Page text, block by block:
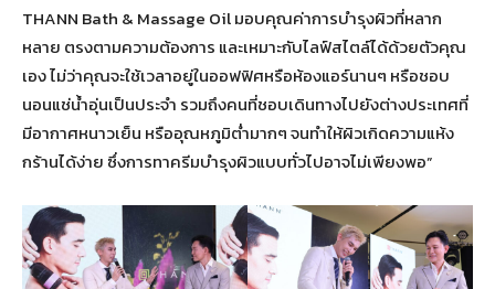
THANN Bath & Massage Oil มอบคุณค่าการบำรุงผิวที่หลาก
หลาย ตรงตามความต้องการ และเหมาะกับไลฟ์สไตล์ได้ด้วยตัวคุณ
เอง ไม่ว่าคุณจะใช้เวลาอยู่ในออฟฟิศหรือห้องแอร์นานๆ หรือชอบ
นอนแช่น้ำอุ่นเป็นประจำ รวมถึงคนที่ชอบเดินทางไปยังต่างประเทศที่
มีอากาศหนาวเย็น หรืออุณหภูมิต่ำมากๆ จนทำให้ผิวเกิดความแห้ง
กร้านได้ง่าย ซึ่งการทาครีมบำรุงผิวแบบทั่วไปอาจไม่เพียงพอ”